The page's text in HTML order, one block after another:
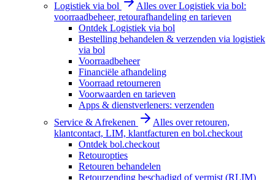
Logistiek via bol
Alles over Logistiek via bol:
voorraadbeheer, retourafhandeling en tarieven
Ontdek Logistiek via bol
Bestelling behandelen & verzenden via logistiek
via bol
Voorraadbeheer
Financiële afhandeling
Voorraad retourneren
Voorwaarden en tarieven
Apps & dienstverleners: verzenden
Service & Afrekenen
Alles over retouren,
klantcontact, LIM, klantfacturen en bol.checkout
Ontdek bol.checkout
Retouropties
Retouren behandelen
Retourzending beschadigd of vermist (RLIM)